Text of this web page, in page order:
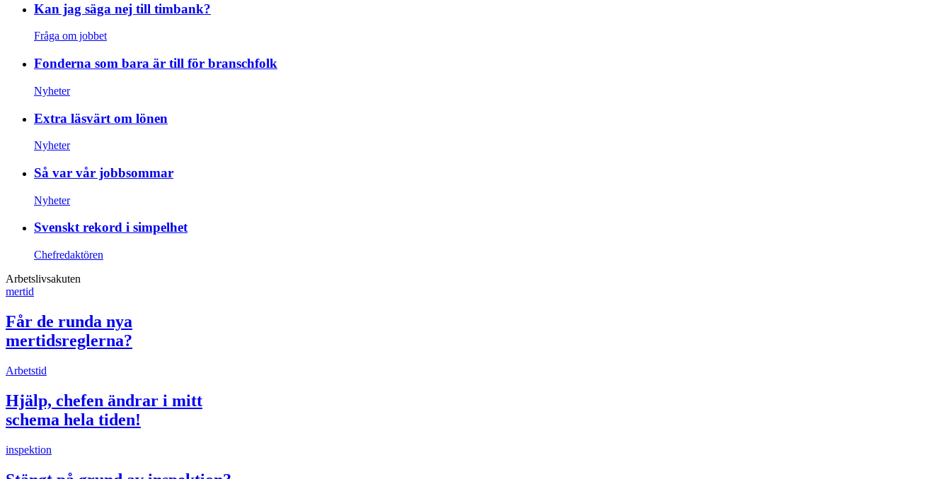
Kan jag säga nej till timbank?
Fråga om jobbet
Fonderna som bara är till för branschfolk
Nyheter
Extra läsvärt om lönen
Nyheter
Så var vår jobbsommar
Nyheter
Svenskt rekord i simpelhet
Chefredaktören
Arbetslivsakuten
mertid
Får de runda nya
mertidsreglerna?
Arbetstid
Hjälp, chefen ändrar i mitt
schema hela tiden!
inspektion